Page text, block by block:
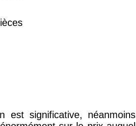
est significative, néanmoins